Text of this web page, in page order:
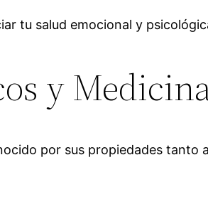
tu salud emocional y
y
por sus propiedades